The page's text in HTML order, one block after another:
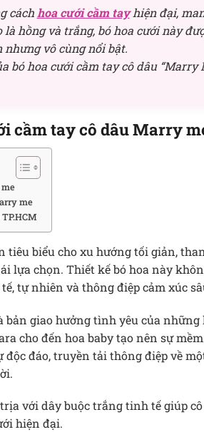
cáchhoa cưới cầm tayhiện đại,
hồng và trắng, bó hoa cưới này
nhưng vô cùng nổi bật.
bó hoa cưới cầm tay cô dâu “Marry
cầm tay cô dâu Marry
me
tiêu biểu cho xu hướng tối giản,
lựa chọn. Thiết kế bó hoa này
tự nhiên và thông điệp cảm xúc
giao hưởng tình yêu của
cho đến hoa baby tạo nên sự
đáo, truyền tải thông điệp về
với dây buộc trắng tinh tế giúp
hiện đại.